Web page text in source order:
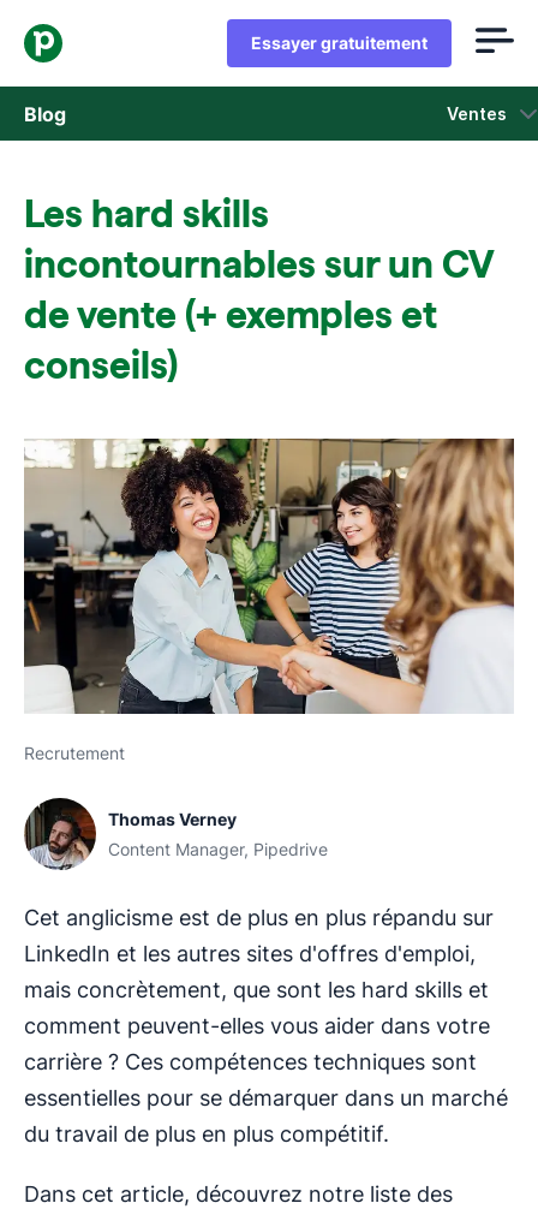
Essayer gratuitement
Blog Ventes
Actus Produit
Études de cas
S'ouvre dans une nouvelle fenêtre
Les hard skills
incontournables sur un CV
de vente (+ exemples et
conseils)
Recrutement
Thomas Verney
Content Manager, Pipedrive
Cet anglicisme est de plus en plus répandu sur
LinkedIn et les autres sites d'offres d'emploi,
mais concrètement, que sont les hard skills et
comment peuvent-elles vous aider dans votre
carrière ? Ces compétences techniques sont
essentielles pour se démarquer dans un marché
du travail de plus en plus compétitif.
Dans cet article, découvrez notre liste des